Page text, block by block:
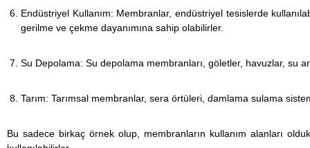
Endüstriyel Kullanım: Membranlar, endüstriyel tesislerde
gerilme ve çekme dayanımına sahip olabilirler.
Su Depolama: Su depolama membranları, göletler, havuzlar, su
Tarım: Tarımsal membranlar, sera örtüleri, damlama sulama
Bu sadece birkaç örnek olup, membranların kullanım alanları